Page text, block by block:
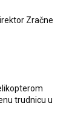
Zračne
trudnicu u